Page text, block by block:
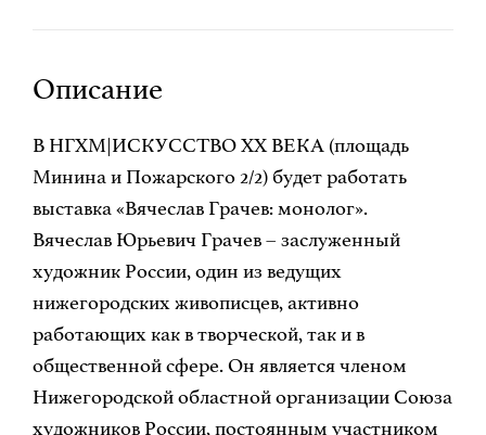
Описание
В НГХМ|ИСКУССТВО XX ВЕКА (площадь
Минина и Пожарского 2/2) будет работать
выставка «Вячеслав Грачев: монолог».
Вячеслав Юрьевич Грачев – заслуженный
художник России, один из ведущих
нижегородских живописцев, активно
работающих как в творческой, так и в
общественной сфере. Он является членом
Нижегородской областной организации Союза
художников России, постоянным участником